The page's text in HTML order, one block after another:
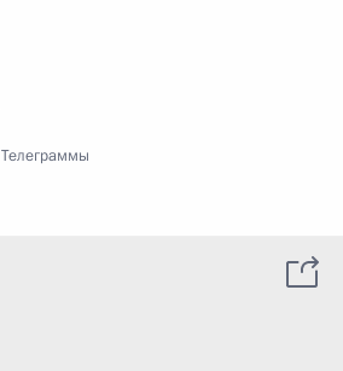
Телеграммы